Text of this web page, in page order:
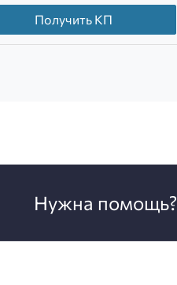
Получить КП
Нужна помощь?